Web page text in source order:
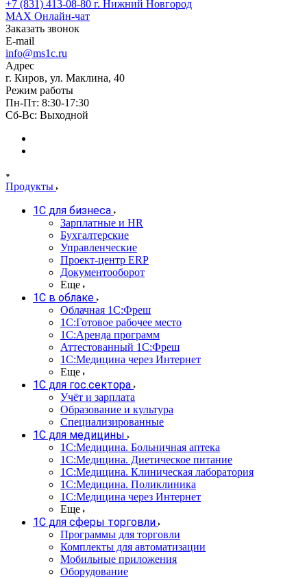
+7 (831) 413-08-80 г. Нижний Новгород
MAX Онлайн-чат
Заказать звонок
E-mail
info@ms1c.ru
Адрес
г. Киров, ул. Маклина, 40
Режим работы
Пн-Пт: 8:30-17:30
Cб-Вс: Выходной
Продукты
1С для бизнеса
Зарплатные и HR
Бухгалтерские
Управленческие
Проект-центр ERP
Документооборот
Еще
1C в облаке
Облачная 1С:Фреш
1С:Готовое рабочее место
1C:Аренда программ
Аттестованный 1С:Фреш
1С:Медицина через Интернет
Еще
1С для гос.сектора
Учёт и зарплата
Образование и культура
Специализированные
1С для медицины
1С:Медицина. Больничная аптека
1С:Медицина. Диетическое питание
1С:Медицина. Клиническая лаборатория
1С:Медицина. Поликлиника
1С:Медицина через Интернет
Еще
1С для сферы торговли
Программы для торговли
Комплекты для автоматизации
Мобильные приложения
Оборудование